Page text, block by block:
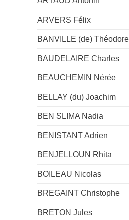
ARVERS Félix
BANVILLE (de) Théodore
BAUDELAIRE Charles
BEAUCHEMIN Nérée
BELLAY (du) Joachim
BEN SLIMA Nadia
BENISTANT Adrien
BENJELLOUN Rhita
BOILEAU Nicolas
BREGAINT Christophe
BRETON Jules